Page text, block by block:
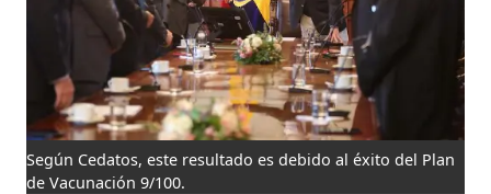
Según Cedatos, este resultado es debido al éxito del Plan
de Vacunación 9/100.